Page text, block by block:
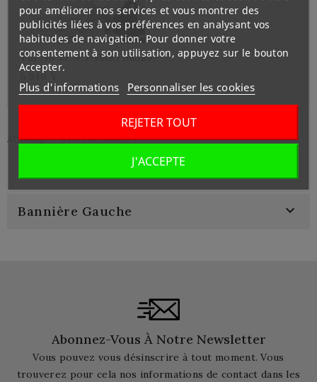
Tai No Jo N°1-HARI Sunao
5 940 ¥
Affichage 1-3 de 3 article(s)
Bannière Gauche 
Abonnez-Vous À Notre Newsletter
Vous pouvez vous désinscrire à tout moment. Vous
trouverez pour cela nos informations de contact dans les
pour améliorer nos services et vous montrer des
publicités liées à vos préférences en analysant vos
habitudes de navigation. Pour donner votre
consentement à son utilisation, appuyez sur le bouton
Accepter.
Plus d'informations Personnaliser les cookies
REJETER TOUT
J'ACCEPTE